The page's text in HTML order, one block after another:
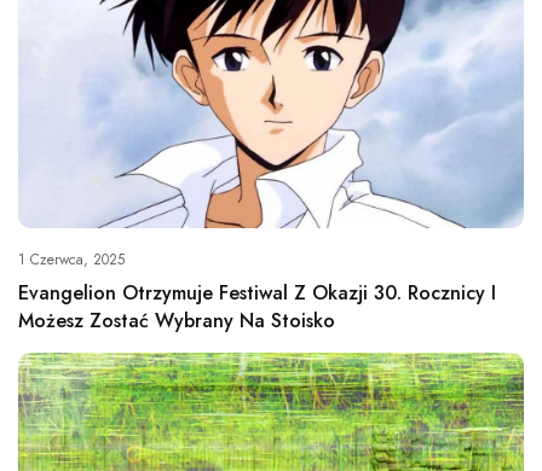
1 Czerwca, 2025
Evangelion Otrzymuje Festiwal Z Okazji 30. Rocznicy I
Możesz Zostać Wybrany Na Stoisko